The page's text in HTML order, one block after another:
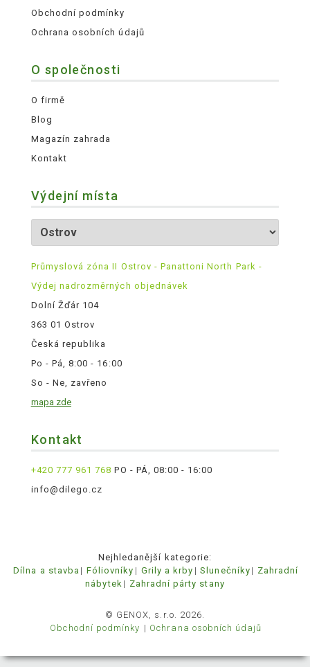
Obchodní podmínky
Ochrana osobních údajů
O společnosti
O firmě
Blog
Magazín zahrada
Kontakt
Výdejní místa
Průmyslová zóna II Ostrov - Panattoni North Park -
Výdej nadrozměrných objednávek
Dolní Žďár 104
363 01 Ostrov
Česká republika
Po - Pá, 8:00 - 16:00
So - Ne, zavřeno
mapa zde
Kontakt
+420 777 961 768 PO - PÁ, 08:00 - 16:00
info@dilego.cz
Nejhledanější kategorie:
Dílna a stavba
Fóliovníky Grily a krby Slunečníky
Zahradní
nábytek
Zahradní párty stany
© GENOX, s.r.o. 2026.
Obchodní podmínky
Ochrana osobních údajů